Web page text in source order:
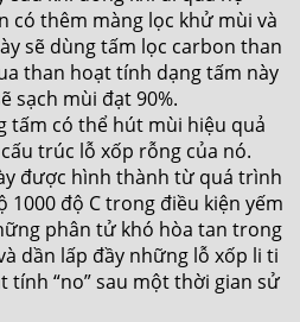
có thêm màng lọc khử mùi và
sẽ dùng tấm lọc carbon than
than hoạt tính dạng tấm này
sạch mùi đạt 90%.
tấm có thể hút mùi hiệu quả
trúc lỗ xốp rỗng của nó.
được hình thành từ quá trình
1000 độ C trong điều kiện yếm
phân tử khó hòa tan trong
dần lấp đầy những lỗ xốp li ti
tính “no” sau một thời gian sử